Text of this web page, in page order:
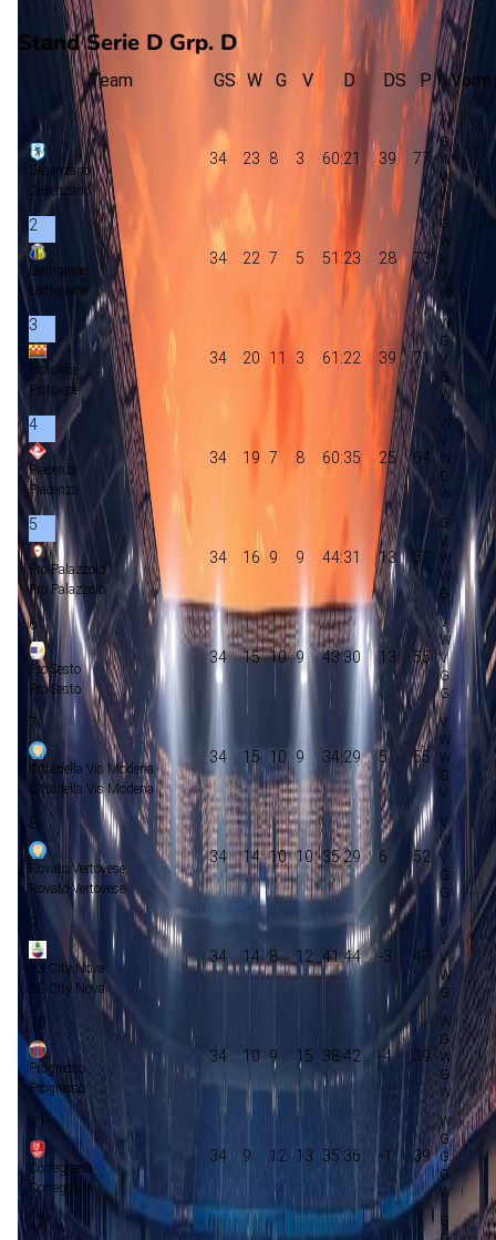
Stand Serie D Grp. D
Team GS W G V D DS P Vorm
1
Desenzano
Desenzano
34 23 8 3 60:21 39 77
2
Lentigione
Lentigione
34 22 7 5 51:23 28 73
3
Pistoiese
Pistoiese
34 20 11 3 61:22 39 71
4
Piacenza
Piacenza
34 19 7 8 60:35 25 64
5
Pro Palazzolo
Pro Palazzolo
34 16 9 9 44:31 13 57
6
Pro Sesto
Pro Sesto
34 15 10 9 43:30 13 55
7
Cittadella Vis Modena
Cittadella Vis Modena
34 15 10 9 34:29 5 55
8
Rovato Vertovese
Rovato Vertovese
34 14 10 10 35:29 6 52
9
SG City Nova
SG City Nova
34 14 8 12 41:44 -3 47
10
Progresso
Progresso
34 10 9 15 38:42 -4 39
11
Correggese
Correggese
34 9 12 13 35:36 -1 39
12